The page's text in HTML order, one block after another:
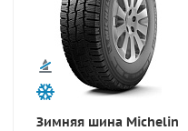
Зимняя шина Michelin